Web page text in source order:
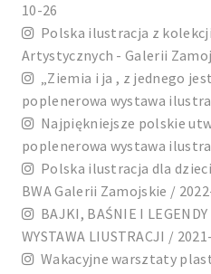
10-26
Polska ilustracja z
Artystycznych - Galerii
„Ziemia i ja , z jednego
poplenerowa wystawa
Najpiękniejsze polskie
poplenerowa wystawa
Polska ilustracja dla
BWA Galerii Zamojskie /
BAJKI, BAŚNIE I
WYSTAWA LIUSTRACJI /
Wakacyjne warsztaty